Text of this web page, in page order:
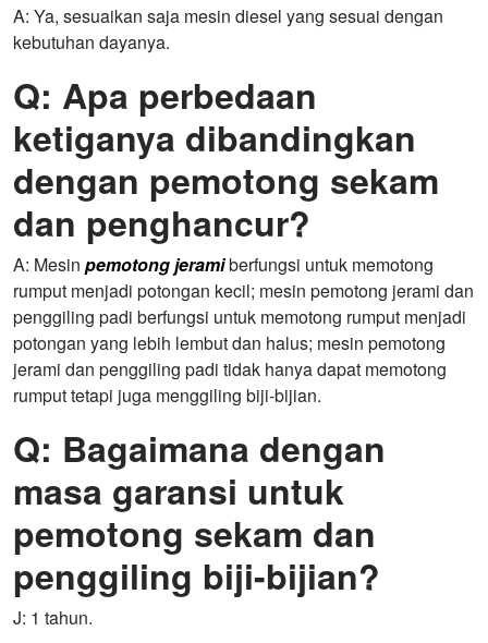
A: Ya, sesuaikan saja mesin diesel yang sesuai dengan
kebutuhan dayanya.
Q: Apa perbedaan
ketiganya dibandingkan
dengan pemotong sekam
dan penghancur?
A: Mesin pemotong jeramiberfungsi untuk memotong
rumput menjadi potongan kecil; mesin pemotong jerami dan
penggiling padi berfungsi untuk memotong rumput menjadi
potongan yang lebih lembut dan halus; mesin pemotong
jerami dan penggiling padi tidak hanya dapat memotong
rumput tetapi juga menggiling biji-bijian.
Q: Bagaimana dengan
masa garansi untuk
pemotong sekam dan
penggiling biji-bijian?
J: 1 tahun.